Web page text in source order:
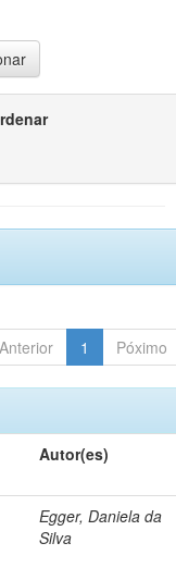
Anterior 1 Póximo
Autor(es)
Egger, Daniela da
Silva